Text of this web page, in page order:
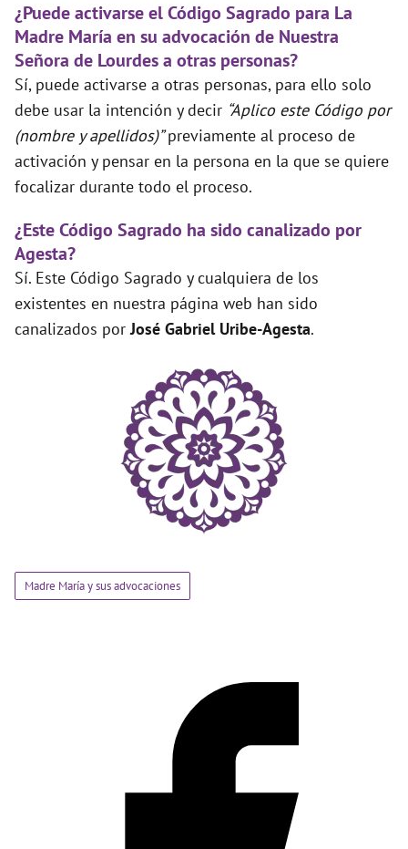
¿Puede activarse el Código Sagrado para La
Madre María en su advocación de Nuestra
Señora de Lourdes a otras personas?
Sí, puede activarse a otras personas, para ello solo
debe usar la intención y decir “Aplico este Código por
(nombre y apellidos)”previamente al proceso de
activación y pensar en la persona en la que se quiere
focalizar durante todo el proceso.
¿Este Código Sagrado ha sido canalizado por
Agesta?
Sí. Este Código Sagrado y cualquiera de los
existentes en nuestra página web han sido
canalizados porJosé Gabriel Uribe-Agesta.
Madre María y sus advocaciones